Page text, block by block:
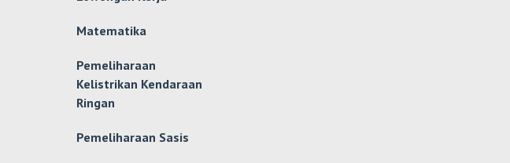
Matematika
Pemeliharaan
Kelistrikan Kendaraan
Ringan
Pemeliharaan Sasis